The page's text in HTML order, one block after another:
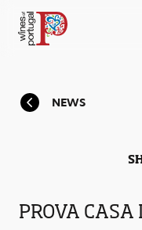
NEWS
PROVA CASA